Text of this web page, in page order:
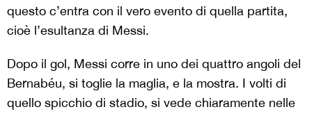
questo c’entra con il vero evento di quella partita,
cioè l’esultanza di Messi.
Dopo il gol, Messi corre in uno dei quattro angoli del
Bernabéu, si toglie la maglia, e la mostra. I volti di
quello spicchio di stadio, si vede chiaramente nelle